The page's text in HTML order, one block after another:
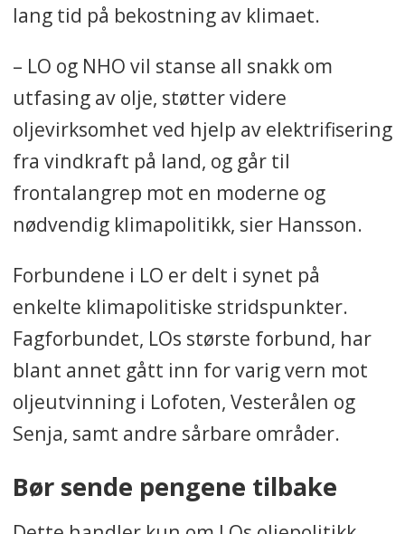
lang tid på bekostning av klimaet.
– LO og NHO vil stanse all snakk om
utfasing av olje, støtter videre
oljevirksomhet ved hjelp av elektrifisering
fra vindkraft på land, og går til
frontalangrep mot en moderne og
nødvendig klimapolitikk, sier Hansson.
Forbundene i LO er delt i synet på
enkelte klimapolitiske stridspunkter.
Fagforbundet, LOs største forbund, har
blant annet gått inn for varig vern mot
oljeutvinning i Lofoten, Vesterålen og
Senja, samt andre sårbare områder.
Bør sende pengene tilbake